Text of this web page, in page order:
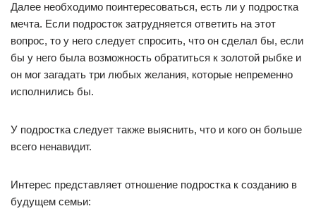
Далее необходимо поинтересоваться, есть ли у подростка
мечта. Если подросток затрудняется ответить на этот
вопрос, то у него следует спросить, что он сделал бы, если
бы у него была возможность обратиться к золотой рыбке и
он мог загадать три любых желания, которые непременно
исполнились бы.
У подростка следует также выяснить, что и кого он больше
всего ненавидит.
Интерес представляет отношение подростка к созданию в
будущем семьи: